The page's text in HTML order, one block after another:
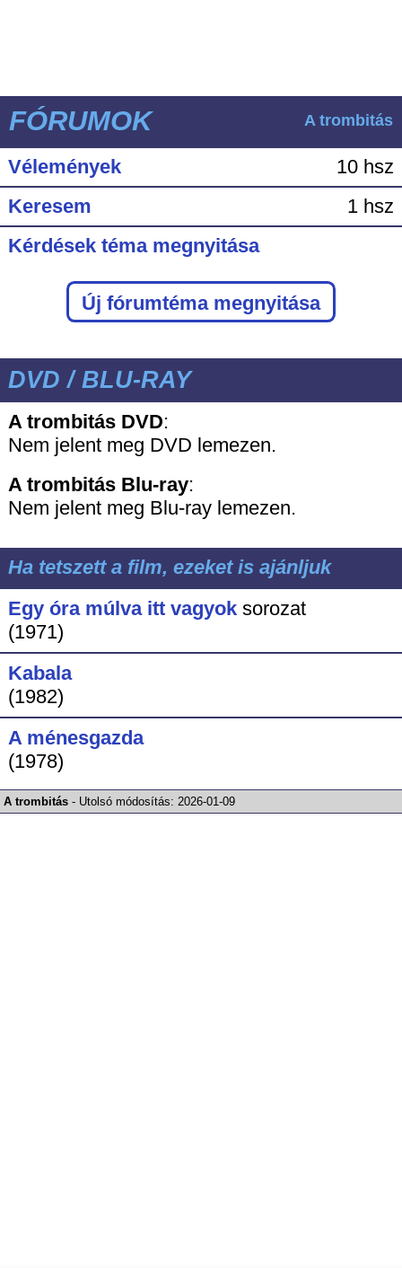
FÓRUMOK A trombitás
Vélemények
10 hsz
Keresem
1 hsz
Kérdések téma megnyitása
Új fórumtéma megnyitása
DVD / BLU-RAY
A trombitás DVD:
Nem jelent meg DVD lemezen.
A trombitás Blu-ray:
Nem jelent meg Blu-ray lemezen.
Ha tetszett a film, ezeket is ajánljuk
Egy óra múlva itt vagyoksorozat
(1971)
Kabala
(1982)
A ménesgazda
(1978)
A trombitás - Utolsó módosítás:2026-01-09